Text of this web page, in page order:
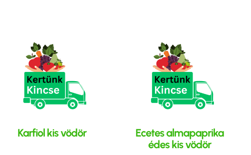
Karfiol kis vödör
Ecetes almapaprika
édes kis vödör